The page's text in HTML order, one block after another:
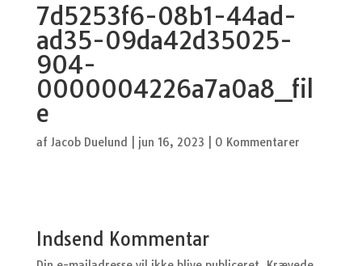
7d5253f6-08b1-44ad-
ad35-09da42d35025-
904-
0000004226a7a0a8_fil
e
af Jacob Duelund jun 16, 2023 0 Kommentarer
Indsend Kommentar